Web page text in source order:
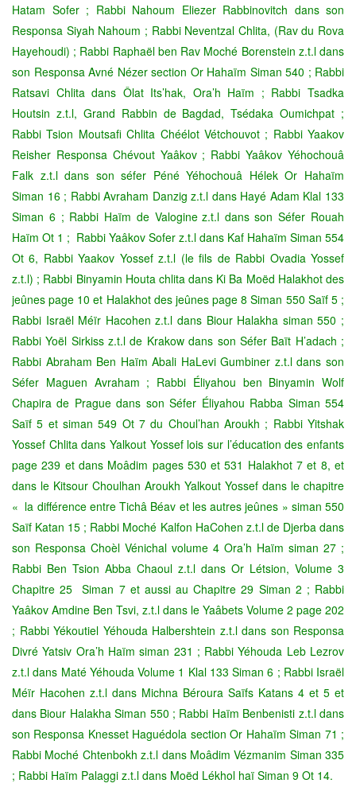
Hatam Sofer ; Rabbi Nahoum Eliezer Rabbinovitch dans son
Responsa Siyah Nahoum ; Rabbi Neventzal Chlita, (Rav du Rova
Hayehoudi) ; Rabbi Raphaël ben Rav Moché Borenstein z.t.l dans
son Responsa Avné Nézer section Or Hahaïm Siman 540 ; Rabbi
Ratsavi Chlita dans Ôlat Its’hak, Ora’h Haïm ; Rabbi Tsadka
Houtsin z.t.l, Grand Rabbin de Bagdad, Tsédaka Oumichpat ;
Rabbi Tsion Moutsafi Chlita Chéélot Vétchouvot ; Rabbi Yaakov
Reisher Responsa Chévout Yaâkov ; Rabbi Yaâkov Yéhochouâ
Falk z.t.l dans son séfer Péné Yéhochouâ Hélek Or Hahaïm
Siman 16 ; Rabbi Avraham Danzig z.t.l dans Hayé Adam Klal 133
Siman 6 ; Rabbi Haïm de Valogine z.t.l dans son Séfer Rouah
Haïm Ot 1 ; Rabbi Yaâkov Sofer z.t.l dans Kaf Hahaïm Siman 554
Ot 6, Rabbi Yaakov Yossef z.t.l (le fils de Rabbi Ovadia Yossef
z.t.l) ; Rabbi Binyamin Houta chlita dans Ki Ba Moëd Halakhot des
jeûnes page 10 et Halakhot des jeûnes page 8 Siman 550 Saïf 5 ;
Rabbi Israël Méïr Hacohen z.t.l dans Biour Halakha siman 550 ;
Rabbi Yoël Sirkiss z.t.l de Krakow dans son Séfer Baït H’adach ;
Rabbi Abraham Ben Haïm Abali HaLevi Gumbiner z.t.l dans son
Séfer Maguen Avraham ; Rabbi Éliyahou ben Binyamin Wolf
Chapira de Prague dans son Séfer Éliyahou Rabba Siman 554
Saïf 5 et siman 549 Ot 7 du Choul’han Aroukh ; Rabbi Yitshak
Yossef Chlita dans Yalkout Yossef lois sur l’éducation des enfants
page 239 et dans Moâdim pages 530 et 531 Halakhot 7 et 8, et
dans le Kitsour Choulhan Aroukh Yalkout Yossef dans le chapitre
« la différence entre Tichâ Béav et les autres jeûnes » siman 550
Saïf Katan 15 ; Rabbi Moché Kalfon HaCohen z.t.l de Djerba dans
son Responsa Choèl Vénichal volume 4 Ora’h Haïm siman 27 ;
Rabbi Ben Tsion Abba Chaoul z.t.l dans Or Létsion, Volume 3
Chapitre 25 Siman 7 et aussi au Chapitre 29 Siman 2 ; Rabbi
Yaâkov Amdine Ben Tsvi, z.t.l dans le Yaâbets Volume 2 page 202
; Rabbi Yékoutiel Yéhouda Halbershtein z.t.l dans son Responsa
Divré Yatsiv Ora’h Haïm siman 231 ; Rabbi Yéhouda Leb Lezrov
z.t.l dans Maté Yéhouda Volume 1 Klal 133 Siman 6 ; Rabbi Israël
Méïr Hacohen z.t.l dans Michna Béroura Saïfs Katans 4 et 5 et
dans Biour Halakha Siman 550 ; Rabbi Haïm Benbenisti z.t.l dans
son Responsa Knesset Haguédola section Or Hahaïm Siman 71 ;
Rabbi Moché Chtenbokh z.t.l dans Moâdim Vézmanim Siman 335
; Rabbi Haïm Palaggi z.t.l dans Moëd Lékhol haï Siman 9 Ot 14.